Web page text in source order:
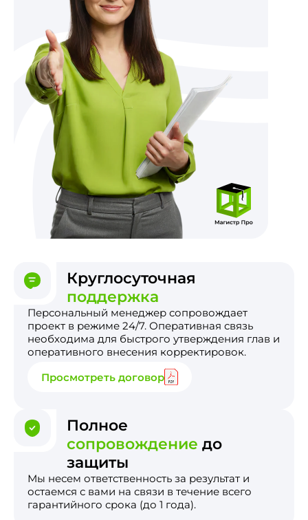
Круглосуточная
поддержка
Персональный менеджер сопровождает
проект в режиме 24/7. Оперативная связь
необходима для быстрого утверждения глав и
оперативного внесения корректировок.
Просмотреть договор
Полное
сопровождение до
защиты
Мы несем ответственность за результат и
остаемся с вами на связи в течение всего
гарантийного срока (до 1 года).